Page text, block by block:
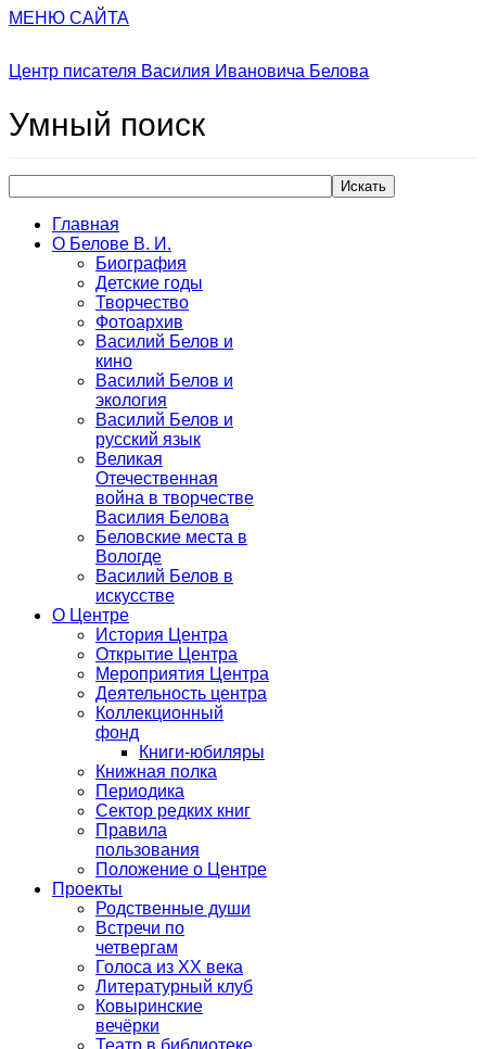
МЕНЮ САЙТА
Центр писателя Василия Ивановича Белова
Умный поиск
Искать
Главная
О Белове В. И.
Биография
Детские годы
Творчество
Фотоархив
Василий Белов и
кино
Василий Белов и
экология
Василий Белов и
русский язык
Великая
Отечественная
война в творчестве
Василия Белова
Беловские места в
Вологде
Василий Белов в
искусстве
О Центре
История Центра
Открытие Центра
Мероприятия Центра
Деятельность центра
Коллекционный
фонд
Книги-юбиляры
Книжная полка
Периодика
Сектор редких книг
Правила
пользования
Положение о Центре
Проекты
Родственные души
Встречи по
четвергам
Голоса из ХХ века
Литературный клуб
Ковыринские
вечёрки
Театр в библиотеке